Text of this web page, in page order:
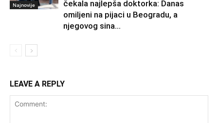
Najnovije
čekala najlepša doktorka: Danas
omiljeni na pijaci u Beogradu, a
njegovog sina...
LEAVE A REPLY